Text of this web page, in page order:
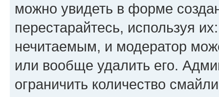
можно увидеть в форме
перестарайтесь, используя
нечитаемым, и модератор
или вообще удалить его.
ограничить количество